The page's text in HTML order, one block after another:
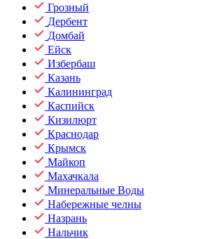
Грозный
Дербент
Домбай
Ейск
Избербаш
Казань
Калининград
Каспийск
Кизилюрт
Краснодар
Крымск
Майкоп
Махачкала
Минеральные Воды
Набережные челны
Назрань
Нальчик